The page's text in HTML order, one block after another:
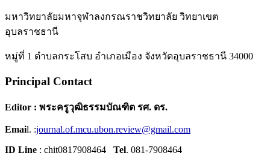
มหาวิทยาลัยมหาจุฬาลงกรณราชวิทยาลัย วิทยาเขต
อุบลราชธานี
หมู่ที่ 1 ตำบลกระโสบ อำเภอเมือง จังหวัดอุบลราชธานี 34000
Principal Contact
Editor : พระครูวุฒิธรรมบัณฑิต รศ. ดร.
Email. :journal.of.mcu.ubon.review@gmail.com
ID Line : chit0817908464 Tel. 081-7908464